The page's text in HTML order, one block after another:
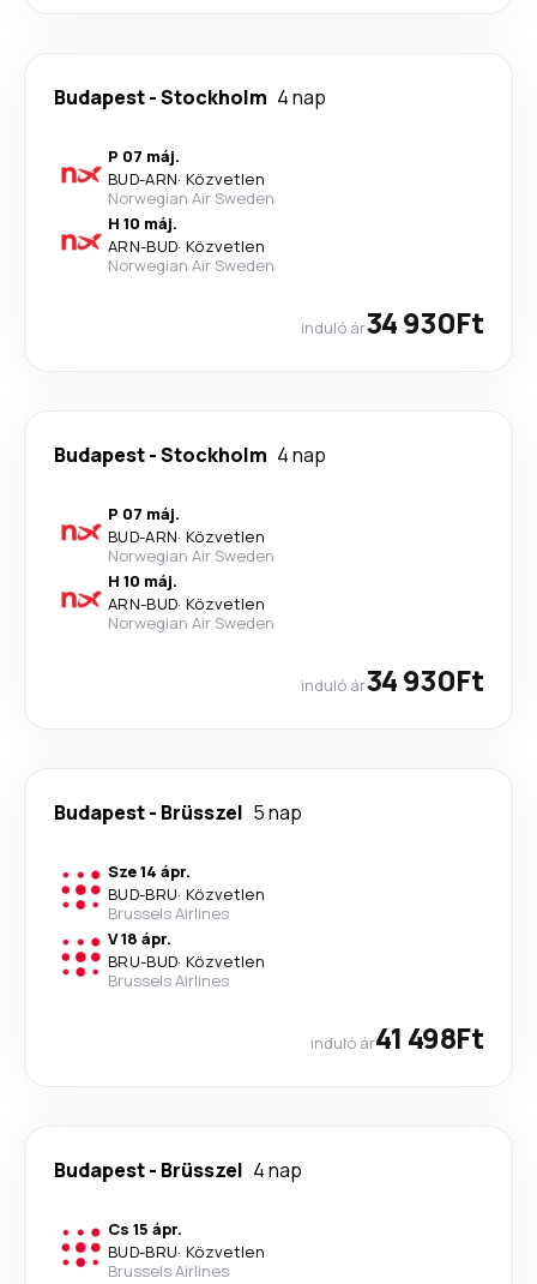
Budapest-Stockholm 4 nap
P 07 máj.
BUD-ARN· Közvetlen
Norwegian Air Sweden
H 10 máj.
ARN-BUD· Közvetlen
Norwegian Air Sweden
induló ár34 930Ft
Budapest-Stockholm 4 nap
P 07 máj.
BUD-ARN· Közvetlen
Norwegian Air Sweden
H 10 máj.
ARN-BUD· Közvetlen
Norwegian Air Sweden
induló ár34 930Ft
Budapest- Brüsszel 5 nap
Sze 14 ápr.
BUD-BRU· Közvetlen
Brussels Airlines
V 18 ápr.
BRU-BUD· Közvetlen
Brussels Airlines
induló ár41 498Ft
Budapest- Brüsszel 4 nap
Cs 15 ápr.
BUD-BRU· Közvetlen
Brussels Airlines